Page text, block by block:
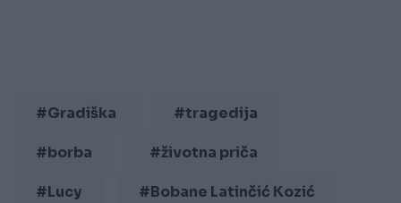
#Gradiška #tragedija
#borba #životna priča
#Lucy #Bobane Latinčić Kozić